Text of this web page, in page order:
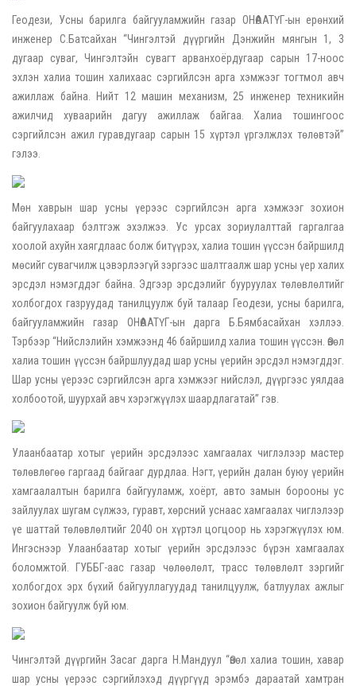
Геодези, Усны барилга байгууламжийн газар ОНӨААТҮГ-ын ерөнхий
инженер С.Батсайхан “Чингэлтэй дүүргийн Дэнжийн мянгын 1, 3
дугаар суваг, Чингэлтэйн сувагт арванхоёрдугаар сарын 17-ноос
эхлэн халиа тошин халихаас сэргийлсэн арга хэмжээг тогтмол авч
ажиллаж байна. Нийт 12 машин механизм, 25 инженер техникийн
ажилчид хуваарийн дагуу ажиллаж байгаа. Халиа тошингоос
сэргийлсэн ажил гуравдугаар сарын 15 хүртэл үргэлжлэх төлөвтэй”
гэлээ.
Мөн хаврын шар усны үерээс сэргийлсэн арга хэмжээг зохион
байгуулахаар бэлтгэж эхэлжээ. Ус урсах зориулалттай гаргалгаа
хоолой ахуйн хаягдлаас болж битүүрэх, халиа тошин үүссэн байршилд
мөсийг сувагчилж цэвэрлээгүй зэргээс шалтгаалж шар усны үер халих
эрсдэл нэмэгддэг байна. Эдгээр эрсдэлийг бууруулах төлөвлөлтийг
холбогдох газруудад танилцуулж буй талаар Геодези, усны барилга,
байгууламжийн газар ОНӨААТҮГ-ын дарга Б.Бямбасайхан хэллээ.
Тэрбээр “Нийслэлийн хэмжээнд 46 байршилд халиа тошин үүссэн. Өвөл
халиа тошин үүссэн байршлуудад шар усны үерийн эрсдэл нэмэгддэг.
Шар усны үерээс сэргийлсэн арга хэмжээг нийслэл, дүүргээс уялдаа
холбоотой, шуурхай авч хэрэгжүүлэх шаардлагатай” гэв.
Улаанбаатар хотыг үерийн эрсдэлээс хамгаалах чиглэлээр мастер
төлөвлөгөө гаргаад байгааг дурдлаа. Нэгт, үерийн далан буюу үерийн
хамгаалалтын барилга байгууламж, хоёрт, авто замын борооны ус
зайлуулах шугам сүлжээ, гуравт, хөрсний уснаас хамгаалах чиглэлээр
үе шаттай төлөвлөлтийг 2040 он хүртэл цогцоор нь хэрэгжүүлэх юм.
Ингэснээр Улаанбаатар хотыг үерийн эрсдэлээс бүрэн хамгаалах
боломжтой. ГУББГ-аас газар чөлөөлөлт, трасс төлөвлөлт зэргийг
холбогдох эрх бүхий байгууллагуудад танилцуулж, батлуулах ажлыг
зохион байгуулж буй юм.
Чингэлтэй дүүргийн Засаг дарга Н.Мандуул “Өвөл халиа тошин, хавар
шар усны үерээс сэргийлэхэд дүүргүүд эрэмбэ дараатай хамтран